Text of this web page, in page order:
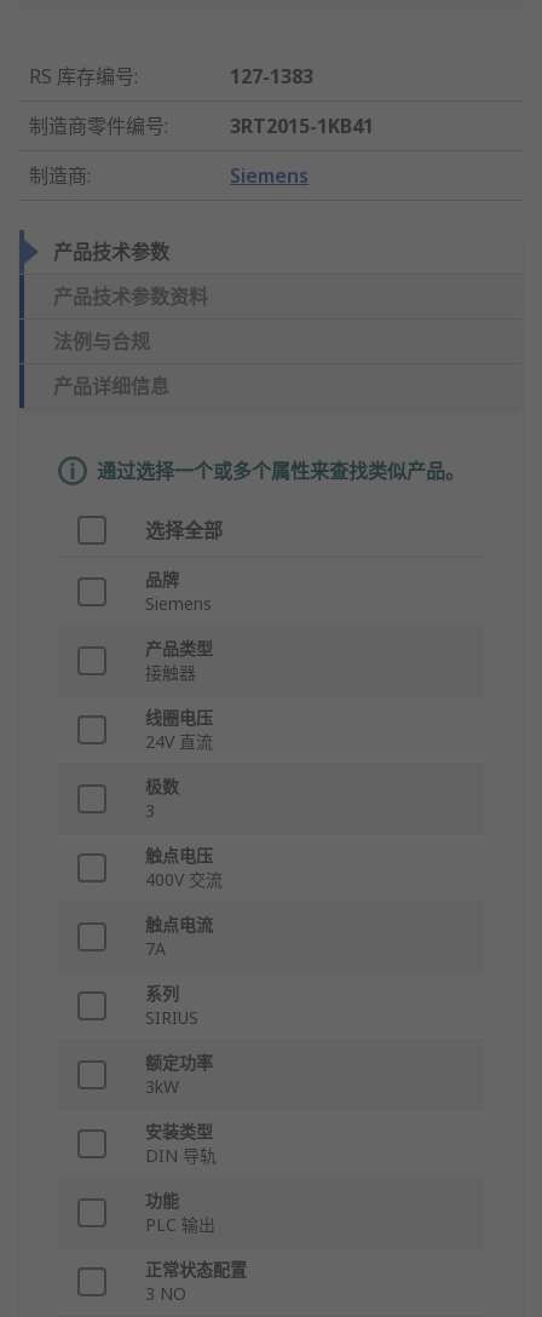
RS 库存编号:
127-1383
制造商零件编号:
3RT2015-1KB41
制造商: Siemens
产品技术参数
产品技术参数资料
法例与合规
产品详细信息
通过选择一个或多个属性来查找类似产品。
选择全部
品牌
Siemens
产品类型
接触器
线圈电压
24V 直流
极数
3
触点电压
400V 交流
触点电流
7A
系列
SIRIUS
额定功率
3kW
安装类型
DIN 导轨
功能
PLC 输出
正常状态配置
3 NO